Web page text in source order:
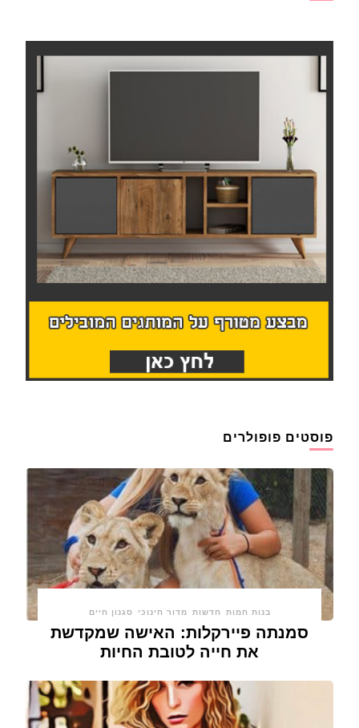
פוסטים פופולרים
בנות חמות חדשות מדור חינוכי סגנון חיים
סמנתה פיירקלות: האישה שמקדשת
את חייה לטובת החיות